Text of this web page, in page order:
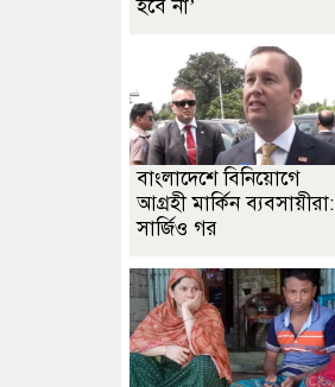
হবে না’
বাংলাদেশে বিনিয়োগে
আগ্রহী মার্কিন ব্যবসায়ীরা:
সার্জিও গর